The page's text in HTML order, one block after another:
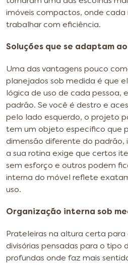
imóveis compactos, onde
trabalhar com eficiência.
Soluções que se adaptam
Uma das vantagens pouco
planejados sob medida é que
lógica de uso de cada pessoa,
padrão. Se você é destro e
pelo lado esquerdo, o projeto
tem um objeto específico que
dimensão diferente do padrão,
a sua rotina exige que certos
sem esforço e outros podem
interna do móvel reflete
uso.
Organização interna sob
Prateleiras na altura certa para
divisórias pensadas para o tipo
profundas onde faz mais